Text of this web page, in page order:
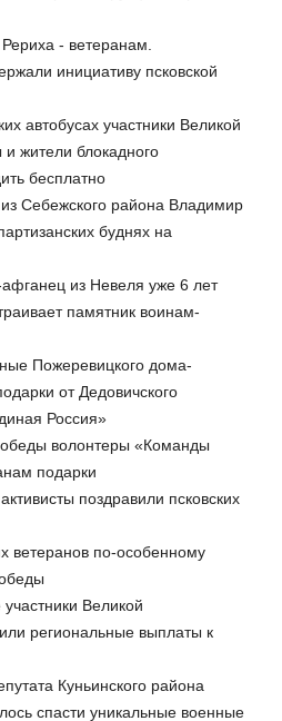
- ветеранам.
инициативу псковской
автобусах участники Великой
жители блокадного
бесплатно
Себежского района Владимир
буднях на
из Невеля уже 6 лет
памятник воинам-
Пожеревицкого дома-
от Дедовичского
Россия»
волонтеры «Команды
подарки
поздравили псковских
ветеранов по-особенному
Великой
региональные выплаты к
Куньинского района
спасти уникальные военные